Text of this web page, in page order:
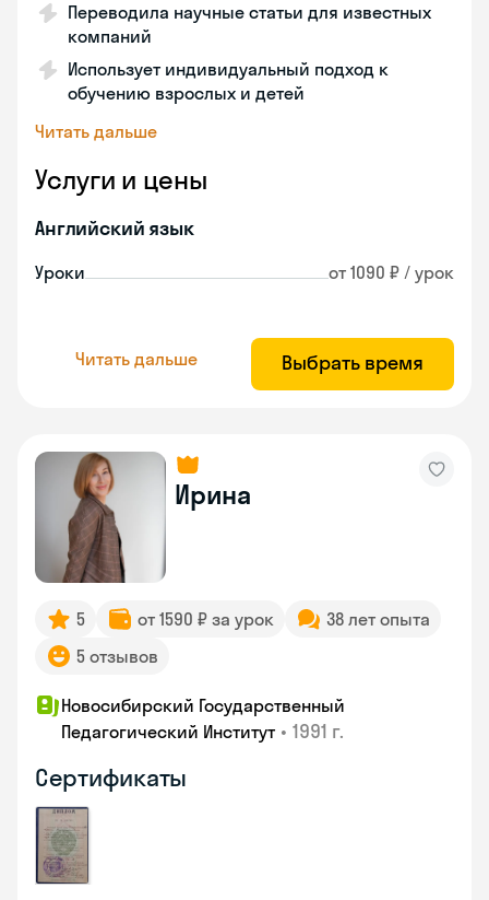
Переводила научные статьи для известных
компаний
Использует индивидуальный подход к
обучению взрослых и детей
Читать дальше
Услуги и цены
Английский язык
Уроки от 1090 ₽ / урок
Читать дальше Выбрать время
Ирина
5 от 1590 ₽ за урок
38 лет опыта
5 отзывов
Новосибирский Государственный
Педагогический Институт • 1991 г.
Сертификаты